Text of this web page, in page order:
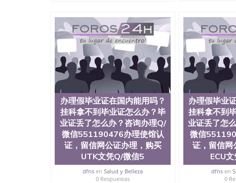
与建筑学院、商学院、交流学院、地球及物质科
工程与科学学院、人文学院、护理学院、科学学
前十五名，且继续攀升中。纽约大学为学生们提
学、MBA、财务、教育、建筑工程、经济、医学、
程、天文学、农业、环境污染控制、历史、电气
工程、航天工程、土木工程、数学、化学、英语
机科学、物理学、人工智能、商科、金融专业 1、
案； 2、补充毕业证成绩单等相关材料； 3、留服
同客户本人一起去留服递交材料； 5、等待结果，
付余款。 我们对海外大学及学院的毕业证成绩单
底纹，钢印LOGO烫金烫银，LOGO烫金烫银复合
防伪）都有原版本文凭对照。质量得到了广大海
到与时俱进，及时掌握各大院校的（毕业证，成
等相关材料）的版本更新信息， 能够在时间掌握
等等，并在时间收集到原版实物，以求达到客户
较高性价比，通过品质和效率不断优化，为您倾
信:551190476 Q/微信:551190476办理毕业证成绩
办理假毕业证在国内能用吗？
挂科拿不到毕业证怎么办？毕
业证丢了怎么办？咨询办理Q/
微信551190476办理使馆认
证，留信网公证办理，购买
UTK文凭Q/微信5
dfns enSalud y Belleza
0 Respuestas
办理假毕业
挂科拿不到
业证丢了怎
微信
证，留信网
ECU
dfnsen
0